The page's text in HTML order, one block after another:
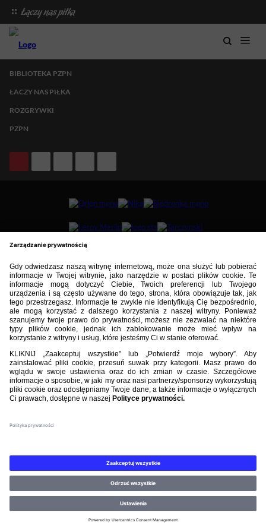
BIBLIOTEKA PZPN
ŁACZY NAS PIŁKA
ROZGRYWKI
PZPN
Nasi partnerzy
©PZPN WSZELKIE PRAWA ZASTRZEŻONE.REGULAMIN.